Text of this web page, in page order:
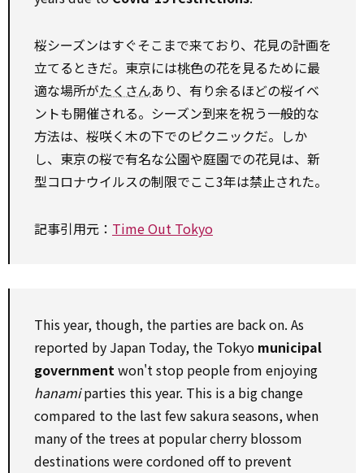
桜シーズンはすぐそこまで来ており、花見の計画を
立てるときだ。東京には桃色の花を見るために最
適な場所がたくさんあり、有り余るほどの桜イベ
ントも開催される。シーズン到来を祝う一般的な
方法は、桜咲く木の下でのピクニックだ。しか
し、東京の桜で有名な公園や庭園での花見は、新
型コロナウイルスの制限でここ3年は禁止された。
記事引用元： Time Out Tokyo
This year, though, the parties are back on. As
reported by Japan Today, the Tokyo municipal
governmentwon't stop people from enjoying
hanamiparties this year. This is a big change
compared to the last few sakura seasons, when
many of the trees at popular cherry blossom
destinations were cordoned off to prevent